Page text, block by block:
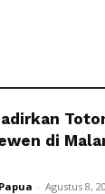
di
- Agustus 8,